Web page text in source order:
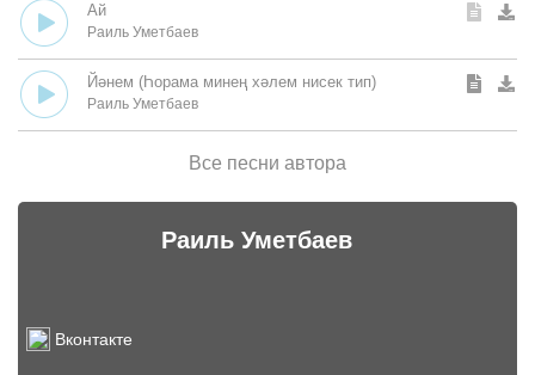
Ай
Раиль Уметбаев
Йәнем (Һорама минең хәлем нисек тип)
Раиль Уметбаев
Все песни автора
Раиль Уметбаев
Вконтакте